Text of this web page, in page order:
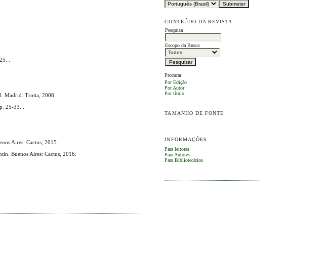
CONTEÚDO DA REVISTA
Pesquisa
Escopo da Busca
Procurar
Por Edição
Por Autor
Por título
TAMANHO DE FONTE
INFORMAÇÕES
Para leitores
Para Autores
Para Bibliotecários
.
Madrid: Trotta, 2008.
25-33. .
Aires: Cactus, 2015.
Buenos Aires: Cactus, 2016.